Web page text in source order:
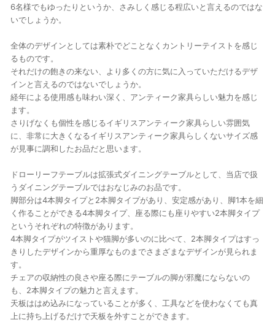
6名様でもゆったりというか、さみしく感じる程広いと言えるのではな
いでしょうか。
全体のデザインとしては素朴でどことなくカントリーテイストを感じ
るものです。
それだけの飽きの来ない、より多くの方に気に入っていただけるデザ
インと言えるのではないでしょうか。
経年による使用感も味わい深く、アンティーク家具らしい魅力を感じ
ます。
さりげなくも個性を感じるイギリスアンティーク家具らしい雰囲気
に、非常に大きくなるイギリスアンティーク家具らしくないサイズ感
が見事に調和したお品だと思います。
ドローリーフテーブルは拡張式ダイニングテーブルとして、当店で扱
うダイニングテーブルではおなじみのお品です。
脚部分は4本脚タイプと2本脚タイプがあり、安定感があり、脚1本を細
く作ることができる4本脚タイプ、座る際にも座りやすい2本脚タイプ
というそれぞれの特徴があります。
4本脚タイプがツイストや猫脚が多いのに比べて、2本脚タイプはすっ
きりしたデザインから重厚なものまでさまざまなデザインが見られま
す。
チェアの収納性の良さや座る際にテーブルの脚が邪魔にならないの
も、2本脚タイプの魅力と言えます。
天板ははめ込みになっていることが多く、工具などを使わなくても真
上に持ち上げるだけで天板を外すことができます。